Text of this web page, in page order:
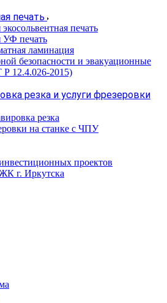
печать
печать
УФ печать
ламинация
безопасности и эвакуационные
12.4.026-2015)
резка и услуги фрезеровки
резка
на станке с ЧПУ
проектов
г. Иркутска